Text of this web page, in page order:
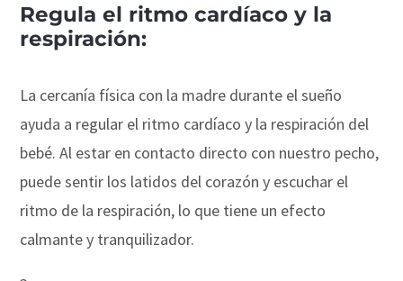
Regula el ritmo cardíaco y la
respiración:
La cercanía física con la madre durante el sueño
ayuda a regular el ritmo cardíaco y la respiración del
bebé. Al estar en contacto directo con nuestro pecho,
puede sentir los latidos del corazón y escuchar el
ritmo de la respiración, lo que tiene un efecto
calmante y tranquilizador.